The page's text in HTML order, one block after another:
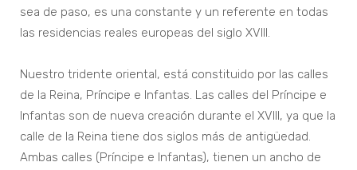
sea de paso, es una constante y un referente en todas
las residencias reales europeas del siglo XVIII.
Nuestro tridente oriental, está constituido por las calles
de la Reina, Príncipe e Infantas. Las calles del Príncipe e
Infantas son de nueva creación durante el XVIII, ya que la
calle de la Reina tiene dos siglos más de antigüedad.
Ambas calles (Príncipe e Infantas), tienen un ancho de